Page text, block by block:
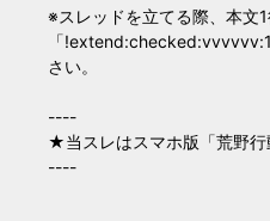
※スレッドを立てる際、本文
「
さい。
----
★当スレはスマホ版「荒野
----